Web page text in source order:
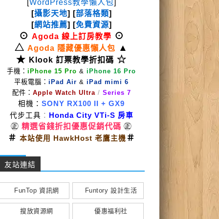
WordPress教學懶人包
[攝影天地] [部落格類]
[網站推薦] [免費資源]
⊙ Agoda 線上訂房教學 ⊙
△ Agoda 隱藏優惠懶人包
▲
★ Klook 訂票教學折扣碼 ☆
手機： iPhone 15 Pro & iPhone 16 Pro
平板電腦： iPad Air & iPad mimi 6
配件： Apple Watch Ultra / Series 7
相機： SONY RX100 II
+ GX9
代步工具 ： Honda City VTi-S 房車
㊣ 精選省錢折扣優惠促銷代碼 ㊣
＃ 本站使用 HawkHost 老鷹主機＃
友站連結
FunTop 資訊網 Funtory 設計生活
搜放資源網 優惠福利社